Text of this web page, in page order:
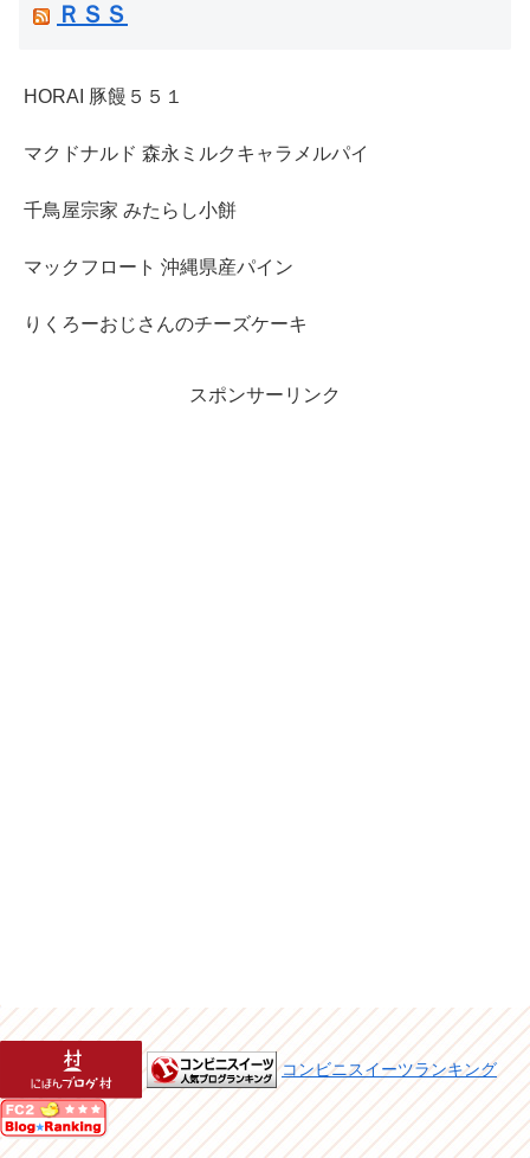
ＲＳＳ
HORAI 豚饅５５１
マクドナルド 森永ミルクキャラメルパイ
千鳥屋宗家 みたらし小餅
マックフロート 沖縄県産パイン
りくろーおじさんのチーズケーキ
スポンサーリンク
コンビニスイーツランキング